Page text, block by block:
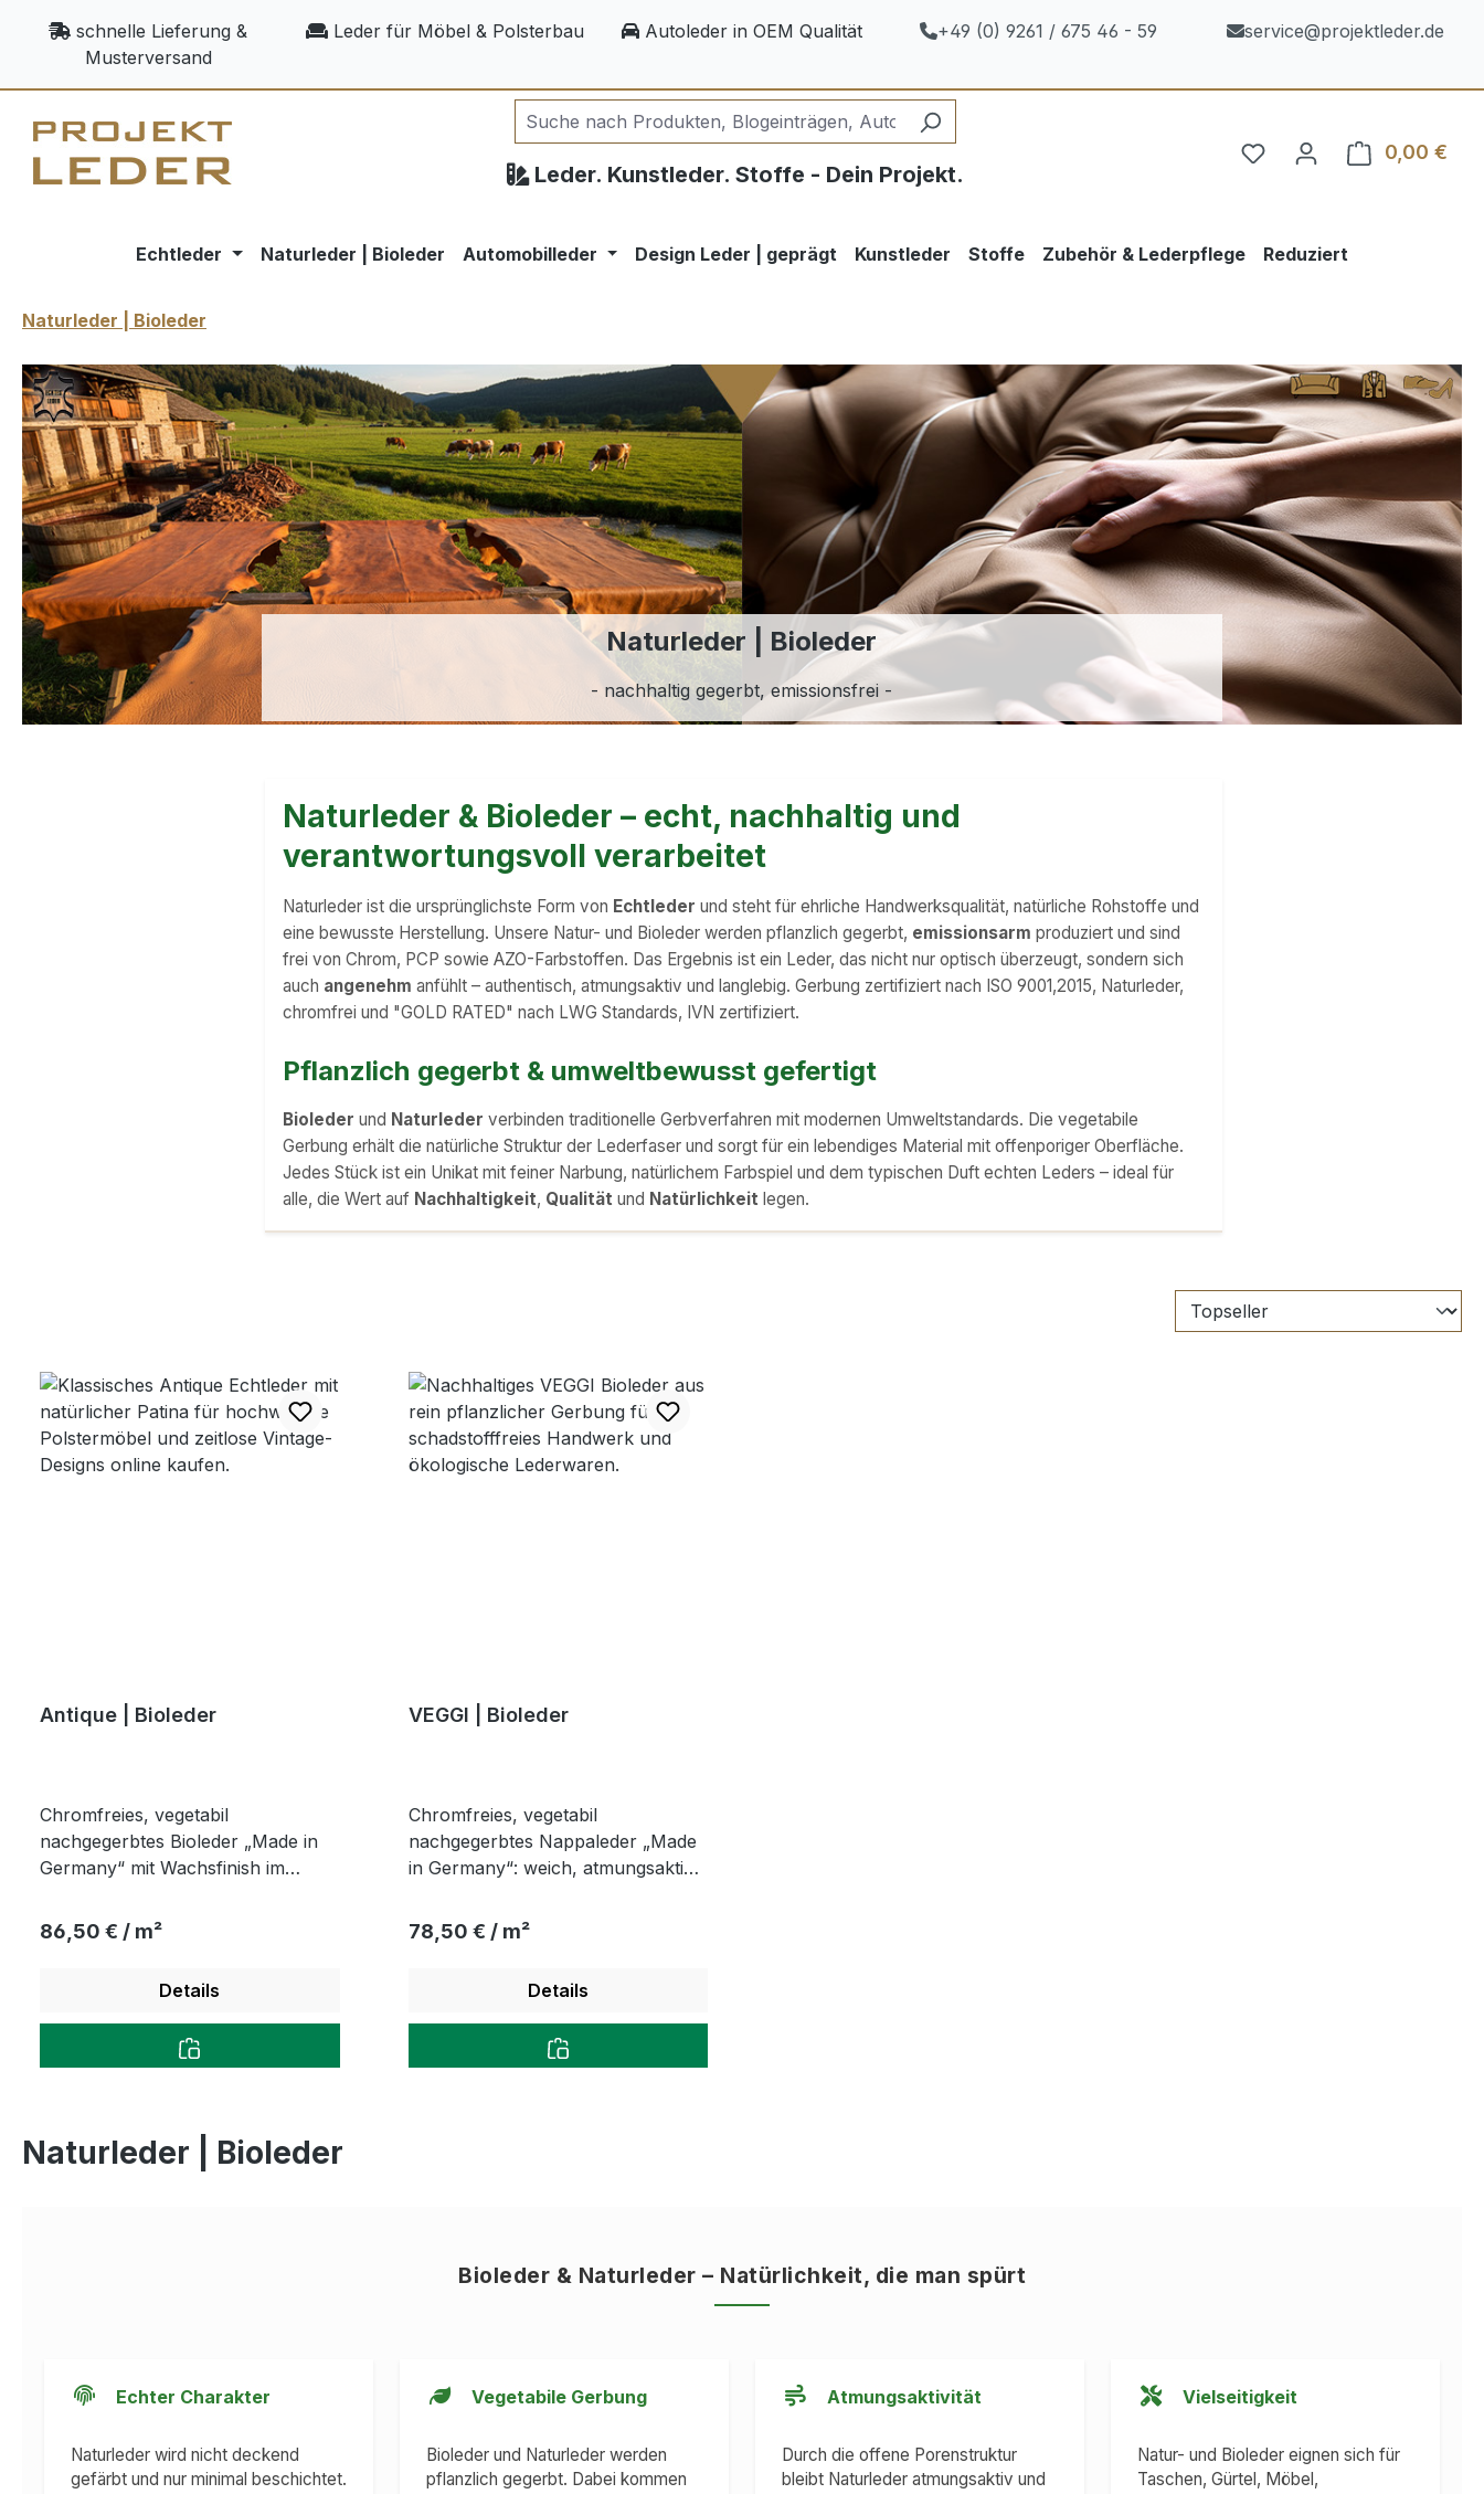
Hauptinhalt springen
Zur Suche springen
Zur Hauptnavigation springen
schnelle Lieferung &
Musterversand
Leder für Möbel & Polsterbau Autoleder in OEM Qualität +49 (0) 9261 / 675 46 - 59 service@projektleder.de
Leder. Kunstleder. Stoffe - Dein Projekt.
0,00 €
Echtleder Naturleder | Bioleder Automobilleder Design Leder | geprägt Kunstleder Stoffe Zubehör & Lederpflege Reduziert
Naturleder | Bioleder
Naturleder | Bioleder
- nachhaltig gegerbt, emissionsfrei -
Naturleder & Bioleder – echt, nachhaltig und
verantwortungsvoll verarbeitet
Naturleder ist die ursprünglichste Form von Echtleder und steht für ehrliche Handwerksqualität, natürliche Rohstoffe und
eine bewusste Herstellung. Unsere Natur- und Bioleder werden pflanzlich gegerbt, emissionsarm produziert und sind
frei von Chrom, PCP sowie AZO-Farbstoffen. Das Ergebnis ist ein Leder, das nicht nur optisch überzeugt, sondern sich
auch angenehm anfühlt – authentisch, atmungsaktiv und langlebig. Gerbung zertifiziert nach ISO 9001,2015, Naturleder,
chromfrei und "GOLD RATED" nach LWG Standards, IVN zertifiziert.
Pflanzlich gegerbt & umweltbewusst gefertigt
Bioleder und Naturleder verbinden traditionelle Gerbverfahren mit modernen Umweltstandards. Die vegetabile
Gerbung erhält die natürliche Struktur der Lederfaser und sorgt für ein lebendiges Material mit offenporiger Oberfläche.
Jedes Stück ist ein Unikat mit feiner Narbung, natürlichem Farbspiel und dem typischen Duft echten Leders – ideal für
alle, die Wert auf Nachhaltigkeit, Qualität und Natürlichkeit legen.
Antique | Bioleder
Chromfreies, vegetabil
nachgegerbtes Bioleder „Made in
Germany“ mit Wachsfinish im
Look – atmungsaktiv, robust und
patinierend.
Regulärer Preis:
86,50 € / m²
Details
VEGGI | Bioleder
Chromfreies, vegetabil
nachgegerbtes Nappaleder „Made
in Germany“: weich, atmungsaktiv
nachhaltig produziert.
Regulärer Preis:
78,50 € / m²
Details
Naturleder | Bioleder
Bioleder & Naturleder – Natürlichkeit, die man spürt
Echter Charakter
Naturleder wird nicht deckend
gefärbt und nur minimal beschichtet.
Vegetabile Gerbung
Bioleder und Naturleder werden
pflanzlich gegerbt. Dabei kommen
Atmungsaktivität
Durch die offene Porenstruktur
bleibt Naturleder atmungsaktiv und
Vielseitigkeit
Natur- und Bioleder eignen sich für
Taschen, Gürtel, Möbel,